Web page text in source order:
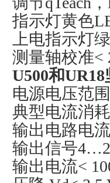
指示灯黄色
上电指示灯
测量轴校准<
U500和
电源电压范
典型电流消
输出电路电
输出信号
输出电流<